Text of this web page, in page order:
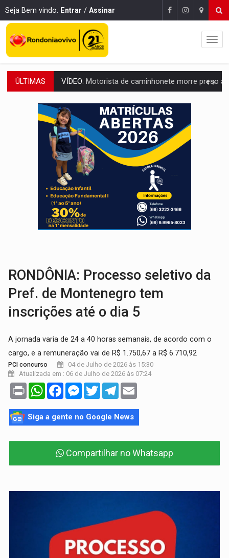
Seja Bem vindo. Entrar / Assinar
ÚLTIMAS LAZER:Seis lugares gratuitos para aproveitar o fim de semana
VÍDEO:FTICCO e Força Tática prendem membro do CV com arma e drogas
INCLUSÃO: Prefeitura fortalece parceria com a APAE para ampliar ações
DEFESA:Exército testa inovações no combate a drones durante
TEMAS SOCIOAMBIENTAIS:Em Itapuã do Oeste, CINEMAZÔNIA leva cinema
PREVISÃO: Interior de Rondônia terá sábado (8) de calor
INFRAESTRUTURA: Após quase 30 anos de espera, asfalto chega ao
A ILHA:Coreografia de Rondônia estreia na programação do Festival de
RONDÔNIA: Processo seletivo da
Pref. de Montenegro tem
inscrições até o dia 5
A jornada varia de 24 a 40 horas semanais, de acordo com o
cargo, e a remuneração vai de R$ 1.750,67 a R$ 6.710,92
PCI concurso
04 de Julho de 2026 às 15:30
Atualizada em : 06 de Julho de 2026 às 07:24
Print WhatsAppFacebookMessenger
TwitterTelegram
Siga a gente no Google News
Compartilhar no Whatsapp